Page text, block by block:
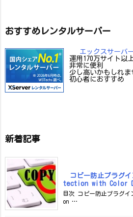
おすすめレンタルサーバー
エックスサーバ
運用170万サイト以
非常に便利
少し高いかもしれま
初心者におすすめ
新着記事
コピー防止プラグ
tection with Color
目次 コピー防止プラグイ
on …